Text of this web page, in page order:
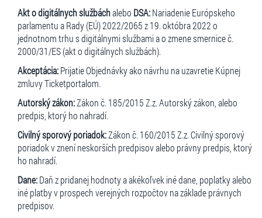
Akt o digitálnych službáchalebo DSA:Nariadenie Európskeho
parlamentu a Rady (EÚ) 2022/2065 z 19. októbra 2022 o
jednotnom trhu s digitálnymi službami a o zmene smernice č.
2000/31/ES (akt o digitálnych službách).
Akceptácia:Prijatie Objednávky ako návrhu na uzavretie Kúpnej
zmluvy Ticketportalom.
Autorský zákon:Zákon č. 185/2015 Z.z. Autorský zákon, alebo
predpis, ktorý ho nahradí.
Civilný sporový poriadok:Zákon č. 160/2015 Z.z. Civilný sporový
poriadok v znení neskorších predpisov alebo právny predpis, ktorý
ho nahradí.
Dane:Daň z pridanej hodnoty a akékoľvek iné dane, poplatky alebo
iné platby v prospech verejných rozpočtov na základe právnych
predpisov.